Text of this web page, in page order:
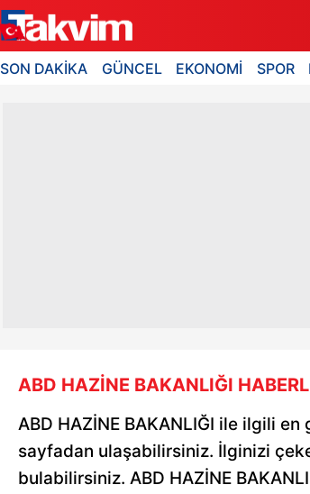
SON DAKİKA GÜNCEL EKONOMİ SPOR
ABD HAZİNE BAKANLIĞI
ABD HAZİNE BAKANLIĞI ile ilgili
sayfadan ulaşabilirsiniz. İlginizi
bulabilirsiniz. ABD HAZİNE